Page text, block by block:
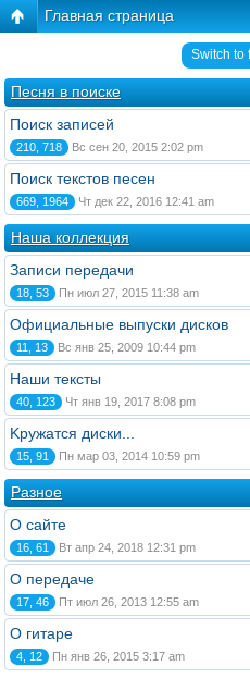
Главная страница
Switch to
Песня в поиске
Поиск записей
210, 718 Вс сен 20, 2015 2:02 pm
Поиск текстов песен
669, 1964 Чт дек 22, 2016 12:41 am
Наша коллекция
Записи передачи
18, 53 Пн июл 27, 2015 11:38 am
Официальные выпуски дисков
11, 13 Вс янв 25, 2009 10:44 pm
Наши тексты
40, 123 Чт янв 19, 2017 8:08 pm
Kружатся диски...
15, 91 Пн мар 03, 2014 10:59 pm
Разное
О сайте
16, 61 Вт апр 24, 2018 12:31 pm
О передаче
17, 46 Пт июл 26, 2013 12:55 am
О гитаре
4, 12 Пн янв 26, 2015 3:17 am